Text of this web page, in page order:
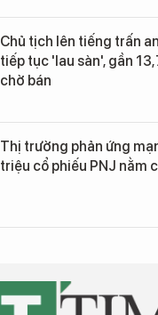
Chủ tịch lên tiếng trấn
tiếp tục 'lau sàn', gần
chờ bán
Thị trường phản ứng
triệu cổ phiếu PNJ nằm